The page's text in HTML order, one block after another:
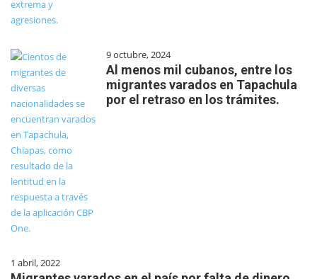
9 octubre, 2024
Al menos mil cubanos, entre los
migrantes varados en Tapachula
por el retraso en los trámites.
1 abril, 2022